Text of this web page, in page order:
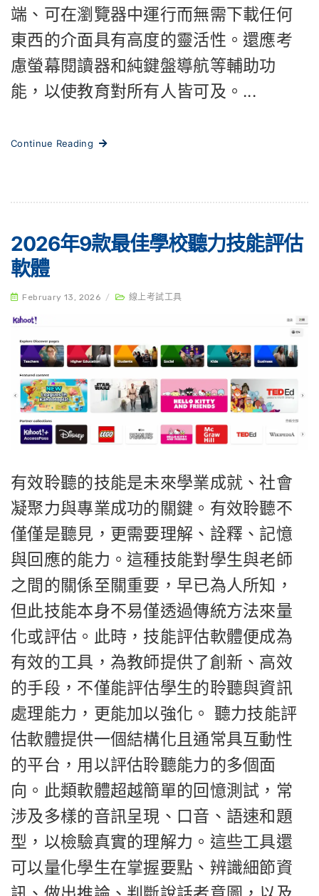
端、可在瀏覽器中運行而無需下載任何
東西的介面具有高度的靈活性。還應考
慮螢幕閱讀器和純鍵盤導航等輔助功
能，以使教育對所有人皆可及。...
Continue Reading
2026年9款最佳學校聽力技能評估
軟體
February 13, 2026 / 線上考試工具
有效聆聽的技能是未來學業成就、社會
凝聚力與專業成功的關鍵。有效聆聽不
僅僅是聽見，更需要理解、詮釋、記憶
與回應的能力。這種技能對學生與老師
之間的關係至關重要，早已為人所知，
但此技能本身不易僅透過傳統方法來量
化或評估。此時，技能評估軟體便成為
有效的工具，為教師提供了創新、高效
的手段，不僅能評估學生的聆聽與資訊
處理能力，更能加以強化。 聽力技能評
估軟體提供一個結構化且通常具互動性
的平台，用以評估聆聽能力的多個面
向。此類軟體超越簡單的回憶測試，常
涉及多樣的音訊呈現、口音、語速和題
型，以檢驗真實的理解力。這些工具還
可以量化學生在掌握要點、辨識細節資